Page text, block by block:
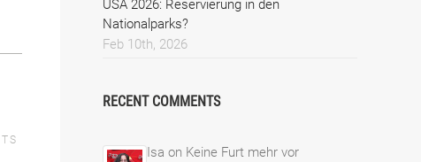
USA 2026: Reservierung in den
Nationalparks?
Feb 10th, 2026
RECENT COMMENTS
Isa on Keine Furt mehr vor